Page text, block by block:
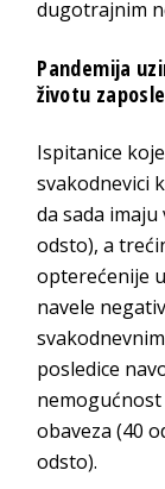
dugotrajnim
Pandemija
životu
Ispitanice
svakodnevici
da sada
odsto), a
opterećenije
navele
posledice
obaveza (40
odsto).